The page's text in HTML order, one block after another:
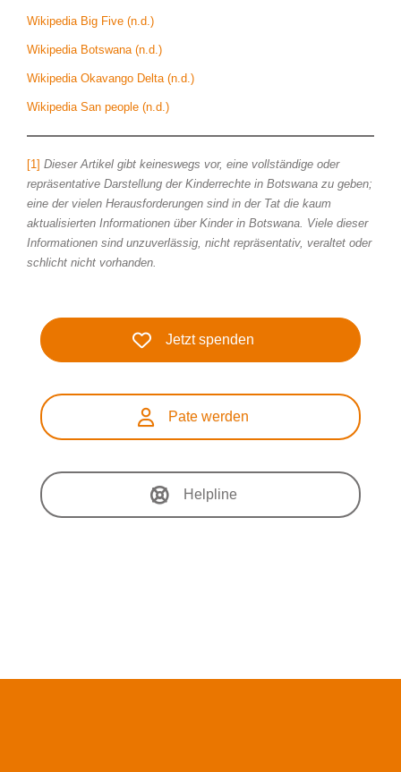
Wikipedia Big Five (n.d.)
Wikipedia Botswana (n.d.)
Wikipedia Okavango Delta (n.d.)
Wikipedia San people (n.d.)
[1] Dieser Artikel gibt keineswegs vor, eine vollständige oder
repräsentative Darstellung der Kinderrechte in Botswana zu geben;
eine der vielen Herausforderungen sind in der Tat die kaum
aktualisierten Informationen über Kinder in Botswana. Viele dieser
Informationen sind unzuverlässig, nicht repräsentativ, veraltet oder
schlicht nicht vorhanden.
Jetzt spenden
Pate werden
Helpline